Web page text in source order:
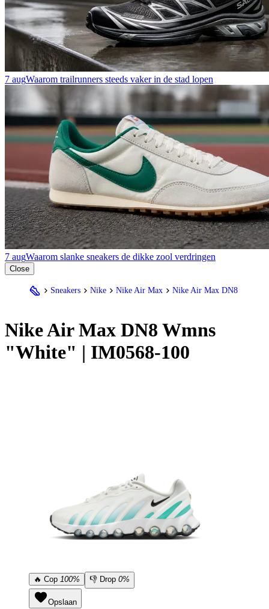
7 augWaarom trailrunners steeds vaker in de stad lopen
7 augWaarom slanke sneakers de dikke zool verdringen
Close
Sneakers Nike Nike Air Max Nike Air Max DN8
NikeAir Max DN8 Wmns
"White" | IM0568-100
🔥 Cop 100% 👎 Drop 0%
Opslaan